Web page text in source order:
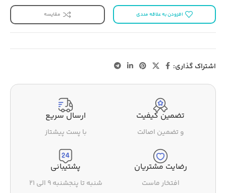
افزودن به علاقه مندی مقایسه
اشتراک گذاری:
تضمین کیفیت
و تضمین اصالت
ارسال سریع
با پست پیشتاز
رضایت مشتریان
افتخار ماست
پشتیبانی
شنبه تا پنجشنبه ۹ الی ۲۱